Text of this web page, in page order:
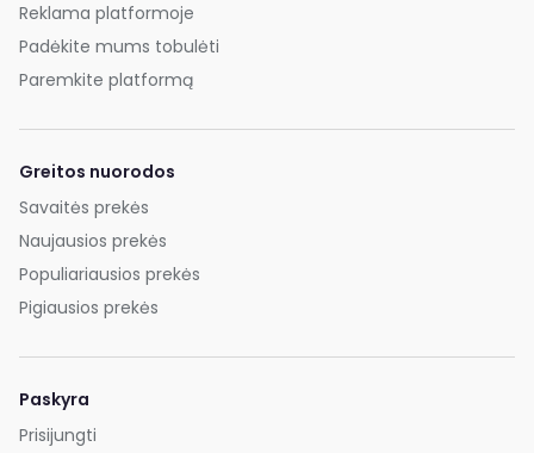
Reklama platformoje
Padėkite mums tobulėti
Paremkite platformą
Greitos nuorodos
Savaitės prekės
Naujausios prekės
Populiariausios prekės
Pigiausios prekės
Paskyra
Prisijungti